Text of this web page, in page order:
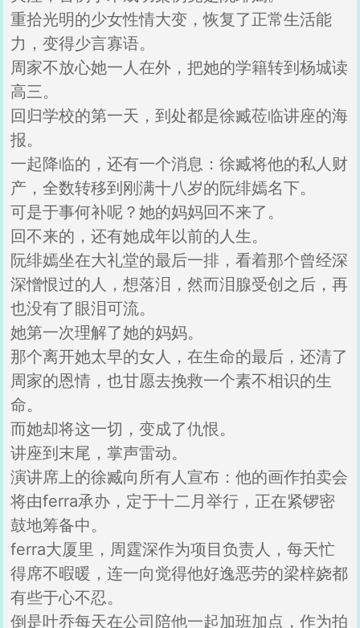
重拾光明的少女性情大变，恢复了正常生活能
力，变得少言寡语。
周家不放心她一人在外，把她的学籍转到杨城读
高三。
回归学校的第一天，到处都是徐臧莅临讲座的海
报。
一起降临的，还有一个消息：徐臧将他的私人财
产，全数转移到刚满十八岁的阮绯嫣名下。
可是于事何补呢？她的妈妈回不来了。
回不来的，还有她成年以前的人生。
阮绯嫣坐在大礼堂的最后一排，看着那个曾经深
深憎恨过的人，想落泪，然而泪腺受创之后，再
也没有了眼泪可流。
她第一次理解了她的妈妈。
那个离开她太早的女人，在生命的最后，还清了
周家的恩情，也甘愿去挽救一个素不相识的生
命。
而她却将这一切，变成了仇恨。
讲座到末尾，掌声雷动。
演讲席上的徐臧向所有人宣布：他的画作拍卖会
将由ferra承办，定于十二月举行，正在紧锣密
鼓地筹备中。
ferra大厦里，周霆深作为项目负责人，每天忙
得席不暇暖，连一向觉得他好逸恶劳的梁梓娆都
有些于心不忍。
倒是叶乔每天在公司陪他一起加班加点，作为拍